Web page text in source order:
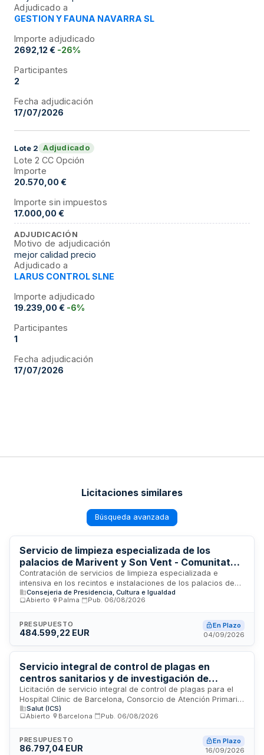
Adjudicado a
GESTION Y FAUNA NAVARRA SL
Importe adjudicado
2692,12 € -26%
Participantes
2
Fecha adjudicación
17/07/2026
Lote 2 Adjudicado
Lote 2 CC Opción
Importe
20.570,00 €
Importe sin impuestos
17.000,00 €
ADJUDICACIÓN
Motivo de adjudicación
mejor calidad precio
Adjudicado a
LARUS CONTROL SLNE
Importe adjudicado
19.239,00 € -6%
Participantes
1
Fecha adjudicación
17/07/2026
Licitaciones similares
Búsqueda avanzada
Servicio de limpieza especializada de los
palacios de Marivent y Son Vent - Comunitat
Autònoma de les Illes Balears
Contratación de servicios de limpieza especializada e
intensiva en los recintos e instalaciones de los palacios de
Marivent y Son Vent en Mallorca, gestionada por la
Conselleria de Presidència de la Comunitat Autònoma de les
períodos de ocupación por miembros de la familia real,
abarcando tanto el recinto completo como zonas
desplazamientos y estancias en la isla.
Consejeria de Presidencia, Cultura e Igualdad
Abierto
Palma Pub. 06/08/2026
PRESUPUESTO
484.599,22 EUR
En Plazo
04/09/2026
Servicio integral de control de plagas en
centros sanitarios y de investigación de
Barcelona
Licitación de servicio integral de control de plagas para el
Hospital Clínic de Barcelona, Consorcio de Atención Primaria
de Salud Barcelona Izquierda, Barnaclínic y la Fundación de
Investigación Clínic Barcelona. El contrato incluye
mantenimiento de equipos, formación del personal y gestión
de incidencias en instalaciones sanitarias y de investigación.
Salut (ICS)
Abierto
Barcelona Pub. 06/08/2026
PRESUPUESTO
86.797,04 EUR
En Plazo
16/09/2026